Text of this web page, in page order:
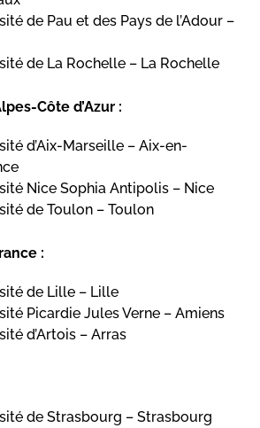
de Pau et des Pays de l’Adour –
de La Rochelle – La Rochelle
Côte d’Azur :
d’Aix-Marseille – Aix-en-
Nice Sophia Antipolis – Nice
de Toulon – Toulon
:
de Lille – Lille
Picardie Jules Verne – Amiens
d’Artois – Arras
de Strasbourg – Strasbourg